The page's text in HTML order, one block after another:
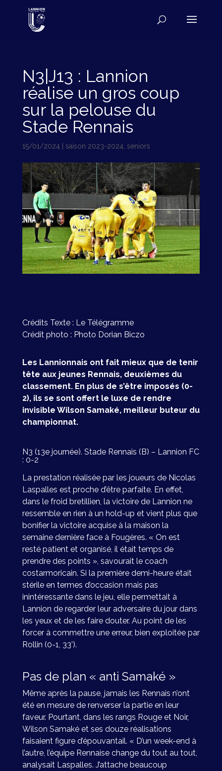
N3|J13 : Lannion
réalise un gros coup
sur la pelouse du
Stade Rennais
15/01/2024 saison 2023-2024 seniors
Crédits Texte : Le Télégramme
Crédit photo : Photo Dorian Biczo
Les Lannionnais ont fait mieux que de tenir
tête aux jeunes Rennais, deuxièmes du
classement. En plus de s’être imposés (0-
2), ils se sont offert le luxe de rendre
invisible Wilson Samaké, meilleur buteur du
championnat.
N3 (13e journée). Stade Rennais (B) – Lannion FC
: 0-2
La prestation réalisée par les joueurs de Nicolas
Laspalles est proche d’être parfaite. En effet,
dans le froid bretillien, la victoire de Lannion ne
ressemble en rien à un hold-up et vient plus que
bonifier la victoire acquise à la maison la
semaine dernière face à Fougères. « On est
resté patient et organisé, il était temps de
prendre des points », savourait le coach
costarmoricain. Si la première demi-heure était
stérile en termes d’occasion mais pas
inintéressante dans le jeu, elle permettait à
Lannion de regarder leur adversaire du jour dans
les yeux et de les faire douter. Au point de les
forcer à commettre une erreur, bien exploitée par
Rollin (0-1, 33’).
Pas de plan « anti Samaké »
Même après la pause, jamais les Rennais n’ont
été en mesure de renverser la partie en leur
faveur. Pourtant, dans les rangs Rouge et Noir,
Wilson Samaké et ses douze réalisations
faisaient figure d’épouvantail. « D’un week-end à
l’autre, l’équipe Rennaise change du tout au tout,
analysait Laspalles. J’attache beaucoup